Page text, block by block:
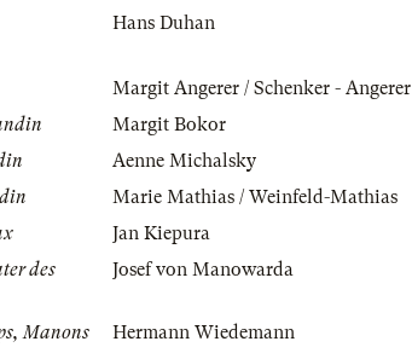
Hans Duhan
Margit Angerer / Schenker - Angerer
Margit Bokor
Aenne Michalsky
Marie Mathias / Weinfeld-Mathias
Jan Kiepura
des
Josef von Manowarda
Manons
Hermann Wiedemann